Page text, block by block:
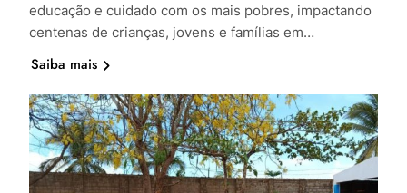
educação e cuidado com os mais pobres, impactando
centenas de crianças, jovens e famílias em…
Saiba mais